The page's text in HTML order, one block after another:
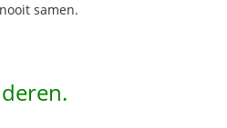
samen.